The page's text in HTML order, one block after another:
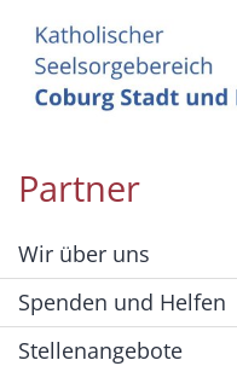
Partner
Wir über uns
Spenden und Helfen
Stellenangebote